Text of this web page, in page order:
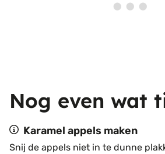
Nog even wat
Karamel appels maken
Snij de appels niet in te dunne